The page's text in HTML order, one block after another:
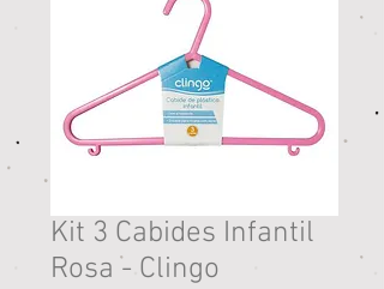
Kit 3 Cabides Infantil
Rosa - Clingo